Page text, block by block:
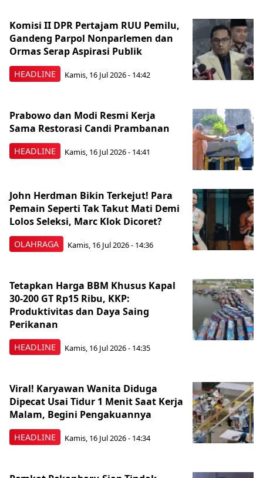
HEADLINE
Komisi II DPR Pertajam RUU Pemilu,
Gandeng Parpol Nonparlemen dan
Ormas Serap Aspirasi Publik
Kamis, 16 Jul 2026 - 14:42
HEADLINE
Prabowo dan Modi Resmi Kerja
Sama Restorasi Candi Prambanan
Kamis, 16 Jul 2026 - 14:41
OLAHRAGA
John Herdman Bikin Terkejut! Para
Pemain Seperti Tak Takut Mati Demi
Lolos Seleksi, Marc Klok Dicoret?
Kamis, 16 Jul 2026 - 14:36
HEADLINE
Tetapkan Harga BBM Khusus Kapal
30-200 GT Rp15 Ribu, KKP:
Produktivitas dan Daya Saing
Perikanan
Kamis, 16 Jul 2026 - 14:35
HEADLINE
Viral! Karyawan Wanita Diduga
Dipecat Usai Tidur 1 Menit Saat Kerja
Malam, Begini Pengakuannya
Kamis, 16 Jul 2026 - 14:34